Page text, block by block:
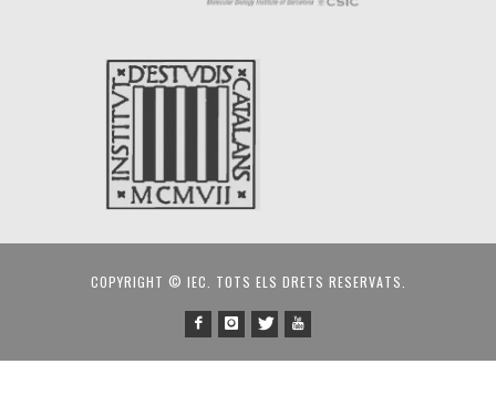
COPYRIGHT © IEC. TOTS ELS DRETS RESERVATS.